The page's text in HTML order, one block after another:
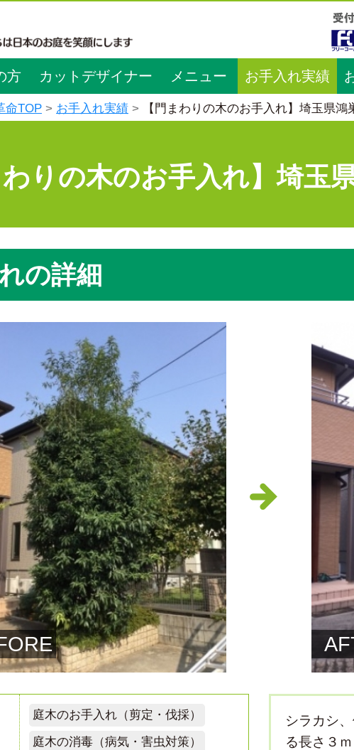
方 カットデザイナー メニュー お手入れ実績
命TOP お手入れ実績 【門まわりの木のお手入れ】埼玉県
わりの木のお手入れ】埼玉
の詳細
庭木のお手入れ（剪定・伐採）
庭木の消毒（病気・害虫対策）
シラカシ
る長さ３